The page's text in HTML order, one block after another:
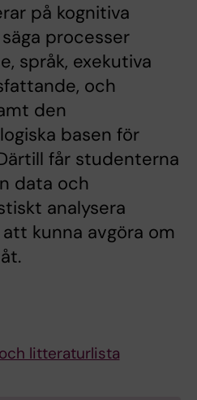
på kognitiva
processer
språk, exekutiva
och
den
basen för
får studenterna
data och
analysera
kunna avgöra om
litteraturlista